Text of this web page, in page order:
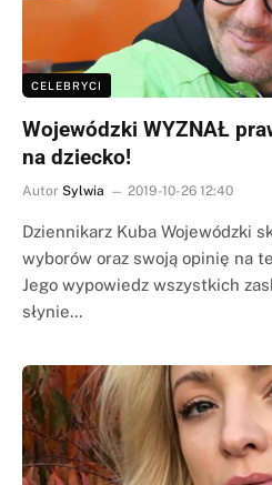
CELEBRYCI
Wojewódzki WYZNAŁ
na dziecko!
Autor Sylwia 2019-10-26 12:40
Dziennikarz Kuba Wojewódzki
wyborów oraz swoją opinię na
Jego wypowiedz wszystkich
słynie…